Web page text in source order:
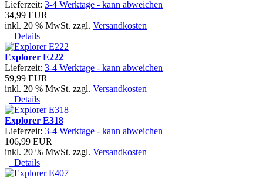
Lieferzeit: 3-4 Werktage - kann abweichen
34,99 EUR
inkl. 20 % MwSt. zzgl. Versandkosten
Details
Explorer E222
Lieferzeit: 3-4 Werktage - kann abweichen
59,99 EUR
inkl. 20 % MwSt. zzgl. Versandkosten
Details
Explorer E318
Lieferzeit: 3-4 Werktage - kann abweichen
106,99 EUR
inkl. 20 % MwSt. zzgl. Versandkosten
Details